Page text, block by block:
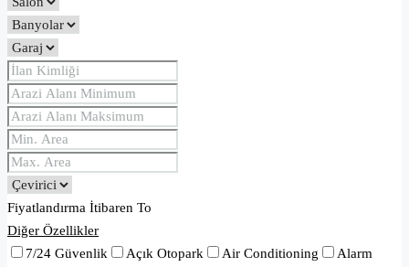
Fiyatlandırma İtibaren To
Diğer Özellikler
7/24 Güvenlik
Açık Otopark Air Conditioning
Alarm